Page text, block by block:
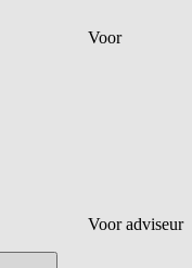
Voor
Voor adviseur